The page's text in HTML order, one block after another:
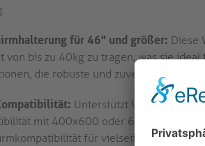
für 46" und größer: Diese
von bis zu 40kg zu tragen, was sie
die robuste und zuverlässige
Unterstützt VESA
mit 400x600 oder 600x400
für vielseitige